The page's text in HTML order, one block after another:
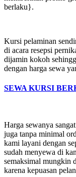
berlaku}.
Kursi pelaminan
di acara resepsi
dijamin kokoh
dengan harga sewa
SEWA KURSI
Harga sewanya
juga tanpa minimal
kami layani dengan
sudah menyewa di
semaksimal mungkin
karena kepuasan